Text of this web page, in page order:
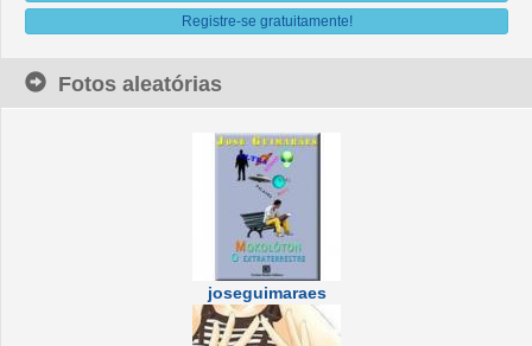
Registre-se gratuitamente!
Fotos aleatórias
joseguimaraes